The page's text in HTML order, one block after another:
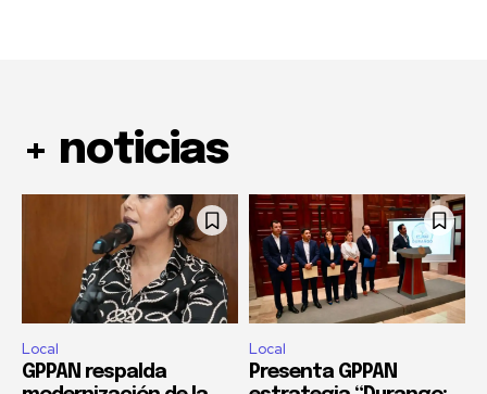
+ noticias
Local
GPPAN respalda
Local
Presenta GPPAN